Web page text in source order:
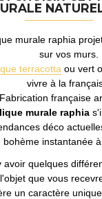
murale raphia
sur vos murs.
terracotta ou vert
vivre à la
Fabrication française
murale raphia
déco
bohème instantanée
avoir quelques
que vous
un caractère